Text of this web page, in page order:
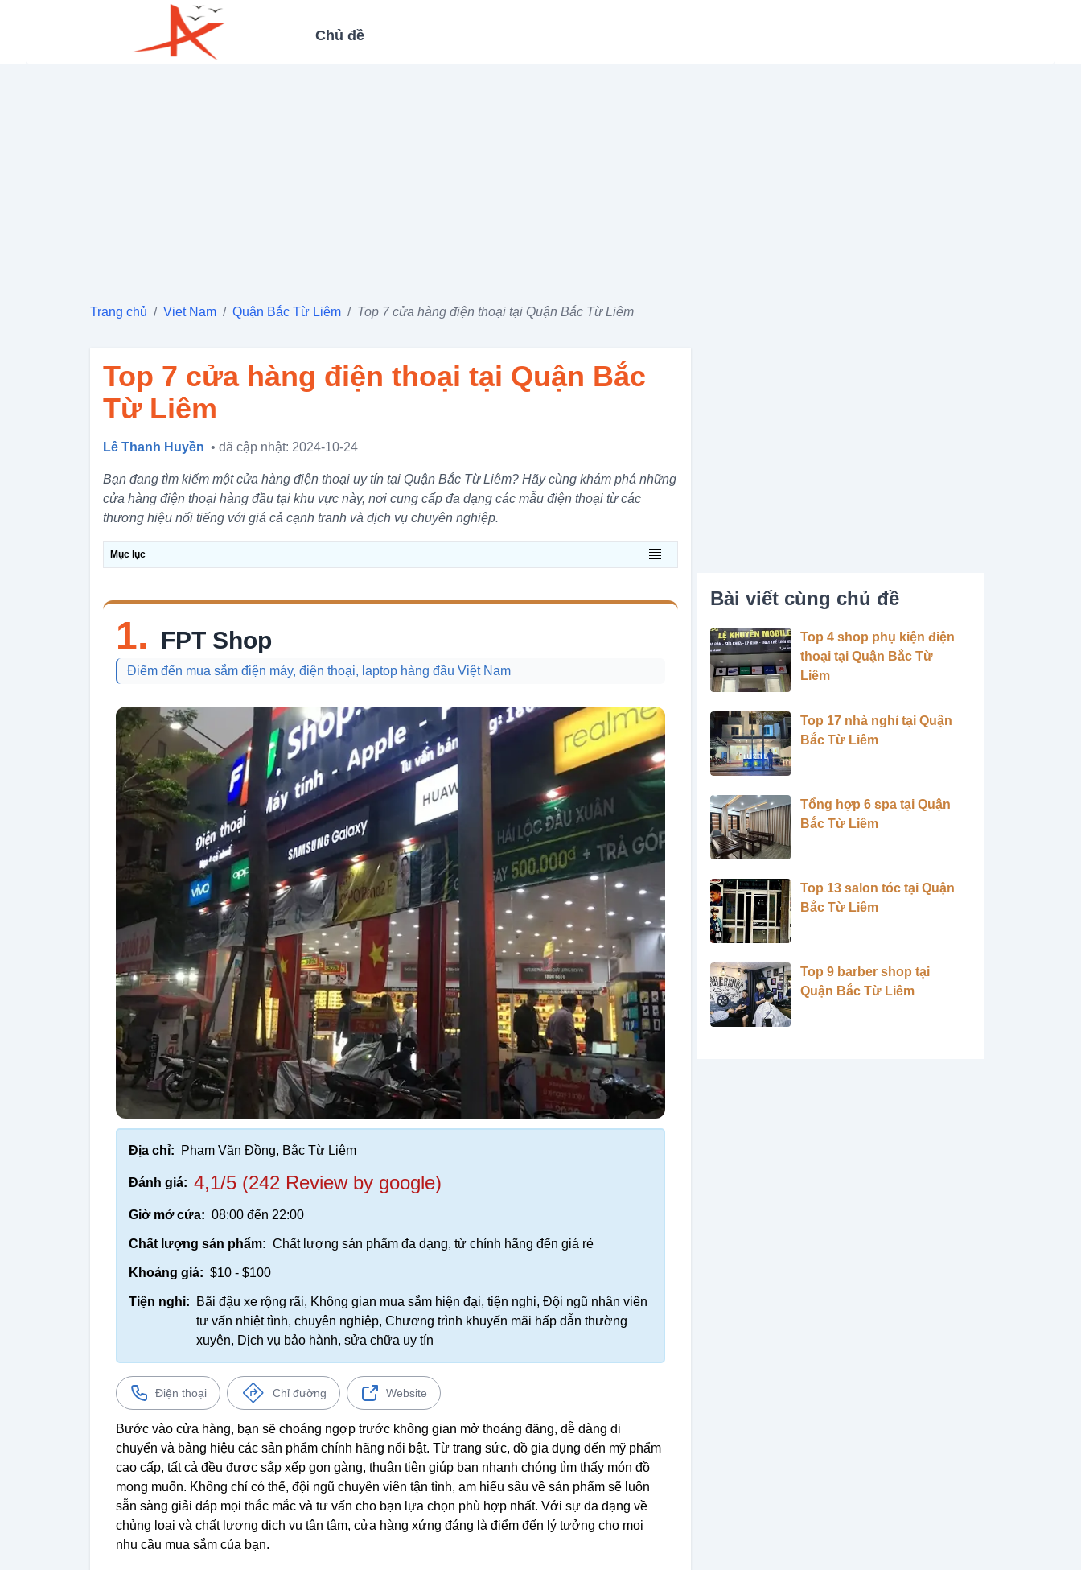
Chủ đề
Trang chủ / Viet Nam / Quận Bắc Từ Liêm / Top 7 cửa hàng điện thoại tại Quận Bắc Từ Liêm
Top 7 cửa hàng điện thoại tại Quận Bắc
Từ Liêm
Lê Thanh Huyền • đã cập nhật: 2024-10-24
Bạn đang tìm kiếm một cửa hàng điện thoại uy tín tại Quận Bắc Từ Liêm? Hãy cùng khám phá những
cửa hàng điện thoại hàng đầu tại khu vực này, nơi cung cấp đa dạng các mẫu điện thoại từ các
thương hiệu nổi tiếng với giá cả cạnh tranh và dịch vụ chuyên nghiệp.
Mục lục
1. FPT Shop
Điểm đến mua sắm điện máy, điện thoại, laptop hàng đầu Việt Nam
Địa chỉ: Phạm Văn Đồng, Bắc Từ Liêm
Đánh giá: 4,1/5 (242 Review by google)
Giờ mở cửa: 08:00 đến 22:00
Chất lượng sản phẩm: Chất lượng sản phẩm đa dạng, từ chính hãng đến giá rẻ
Khoảng giá: $10 - $100
Tiện nghi:
Bãi đậu xe rộng rãi, Không gian mua sắm hiện đại, tiện nghi, Đội ngũ nhân viên
tư vấn nhiệt tình, chuyên nghiệp, Chương trình khuyến mãi hấp dẫn thường
xuyên, Dịch vụ bảo hành, sửa chữa uy tín
Điện thoại Chỉ đường Website
Bước vào cửa hàng, bạn sẽ choáng ngợp trước không gian mở thoáng đãng, dễ dàng di
chuyển và bảng hiệu các sản phẩm chính hãng nổi bật. Từ trang sức, đồ gia dụng đến mỹ phẩm
cao cấp, tất cả đều được sắp xếp gọn gàng, thuận tiện giúp bạn nhanh chóng tìm thấy món đồ
mong muốn. Không chỉ có thế, đội ngũ chuyên viên tận tình, am hiểu sâu về sản phẩm sẽ luôn
sẵn sàng giải đáp mọi thắc mắc và tư vấn cho bạn lựa chọn phù hợp nhất. Với sự đa dạng về
chủng loại và chất lượng dịch vụ tận tâm, cửa hàng xứng đáng là điểm đến lý tưởng cho mọi
nhu cầu mua sắm của bạn.
Bài viết cùng chủ đề
Top 4 shop phụ kiện điện
thoại tại Quận Bắc Từ
Liêm
Top 17 nhà nghỉ tại Quận
Bắc Từ Liêm
Tổng hợp 6 spa tại Quận
Bắc Từ Liêm
Top 13 salon tóc tại Quận
Bắc Từ Liêm
Top 9 barber shop tại
Quận Bắc Từ Liêm